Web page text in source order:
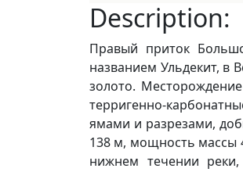
Description:
Правый приток
названием Ульдекит, в
золото.
терригенно-
ямами и разрезами,
138 м, мощность массы
нижнем течении